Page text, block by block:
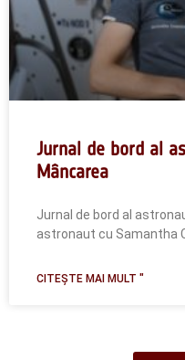
Jurnal de bord al
Mâncarea
Jurnal de bord al
astronaut cu Samantha
CITEȘTE MAI MULT "